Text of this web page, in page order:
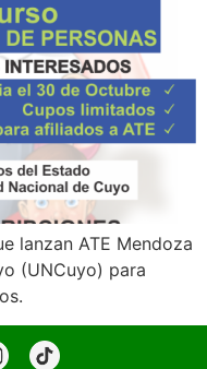
lanzan ATE Mendoza
(UNCuyo) para